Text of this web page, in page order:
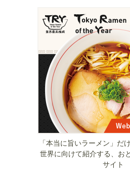
「本当に旨いラーメン」だ
世界に向けて紹介する、お
サイト